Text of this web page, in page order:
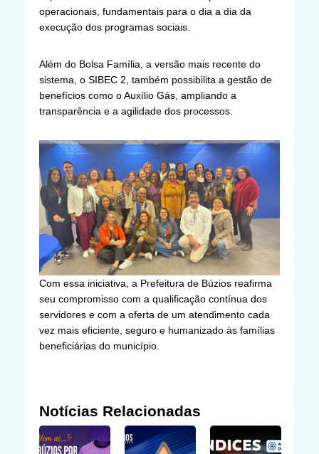
operacionais, fundamentais para o dia a dia da
execução dos programas sociais.
Além do Bolsa Família, a versão mais recente do
sistema, o SIBEC 2, também possibilita a gestão de
benefícios como o Auxílio Gás, ampliando a
transparência e a agilidade dos processos.
Com essa iniciativa, a Prefeitura de Búzios reafirma
seu compromisso com a qualificação contínua dos
servidores e com a oferta de um atendimento cada
vez mais eficiente, seguro e humanizado às famílias
beneficiárias do município.
Notícias Relacionadas